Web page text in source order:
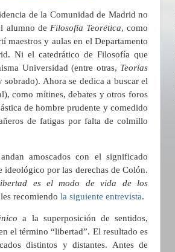
de la Comunidad de Madrid no
alumno de Filosofía Teorética, como
maestros y aulas en el Departamento
Ni el catedrático de Filosofía que
Universidad (entre otras, Teorías
Ahora se dedica a buscar el
como mítines, debates y otros foros
de hombre prudente y comedido
de fatigas por falta de colmillo
amoscados con el significado
ideológico por las derechas de Colón.
es el modo de vida de los
recomiendo la siguiente entrevista.
a la superposición de sentidos,
el término “libertad”. El resultado es
distintos y distantes. Antes de